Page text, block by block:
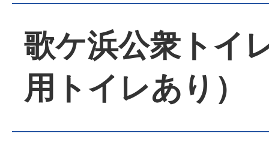
歌ケ浜公衆トイ
用トイレあり）